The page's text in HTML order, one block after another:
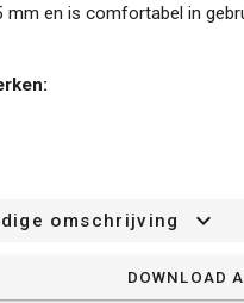
en is comfortabel in
omschrijving
DOWNLOAD